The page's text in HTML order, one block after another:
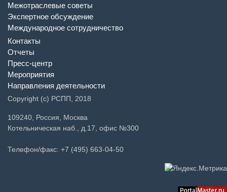
Межотраслевые советы
Экспертное обсуждение
Международное сотрудничество
Контакты
Отчеты
Пресс-центр
Мероприятия
Направления деятельности
Copyright (c) РСПП, 2018
109240, Россия, Москва
Котельническая наб., д.17, офис №300
Телефон/факс: +7 (495) 663-04-50